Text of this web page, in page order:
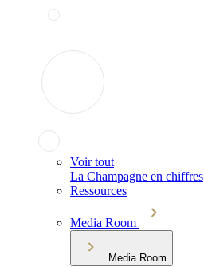
Voir tout
La Champagne en chiffres
Ressources
Media Room
Media Room